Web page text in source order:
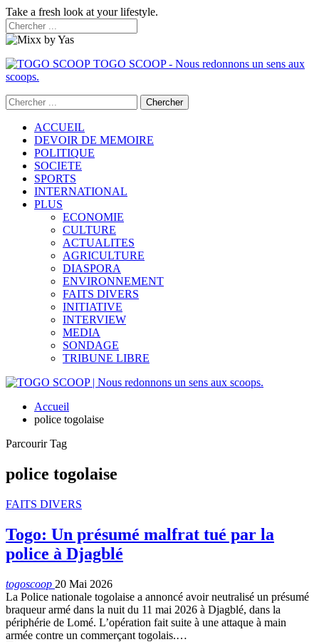
Take a fresh look at your lifestyle.
TOGO SCOOP - Nous redonnons un sens aux
scoops.
ACCUEIL
DEVOIR DE MEMOIRE
POLITIQUE
SOCIETE
SPORTS
INTERNATIONAL
PLUS
ECONOMIE
CULTURE
ACTUALITES
AGRICULTURE
DIASPORA
ENVIRONNEMENT
FAITS DIVERS
INITIATIVE
INTERVIEW
MEDIA
SONDAGE
TRIBUNE LIBRE
Accueil
police togolaise
Parcourir Tag
police togolaise
FAITS DIVERS
Togo: Un présumé malfrat tué par la
police à Djagblé
togoscoop 20 Mai 2026
La Police nationale togolaise a annoncé avoir neutralisé un présumé
braqueur armé dans la nuit du 11 mai 2026 à Djagblé, dans la
périphérie de Lomé. L’opération fait suite à une attaque à main
armée contre un commerçant togolais.…